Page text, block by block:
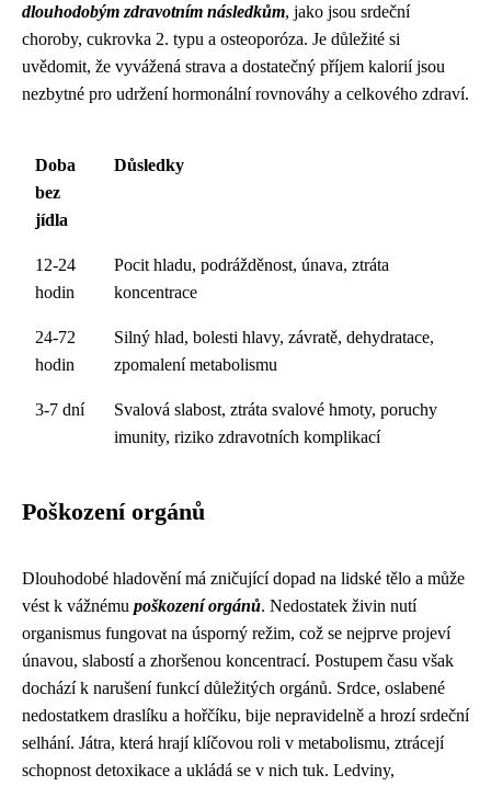
dlouhodobým zdravotním následkům, jako jsou srdeční
choroby, cukrovka 2. typu a osteoporóza. Je důležité si
uvědomit, že vyvážená strava a dostatečný příjem kalorií jsou
nezbytné pro udržení hormonální rovnováhy a celkového zdraví.
Doba
bez
jídla
Důsledky
12-24
hodin
Pocit hladu, podrážděnost, únava, ztráta
koncentrace
24-72
hodin
Silný hlad, bolesti hlavy, závratě, dehydratace,
zpomalení metabolismu
3-7 dní
Svalová slabost, ztráta svalové hmoty, poruchy
imunity, riziko zdravotních komplikací
Poškození orgánů
Dlouhodobé hladovění má zničující dopad na lidské tělo a může
vést k vážnému poškození orgánů. Nedostatek živin nutí
organismus fungovat na úsporný režim, což se nejprve projeví
únavou, slabostí a zhoršenou koncentrací. Postupem času však
dochází k narušení funkcí důležitých orgánů. Srdce, oslabené
nedostatkem draslíku a hořčíku, bije nepravidelně a hrozí srdeční
selhání. Játra, která hrají klíčovou roli v metabolismu, ztrácejí
schopnost detoxikace a ukládá se v nich tuk. Ledviny,